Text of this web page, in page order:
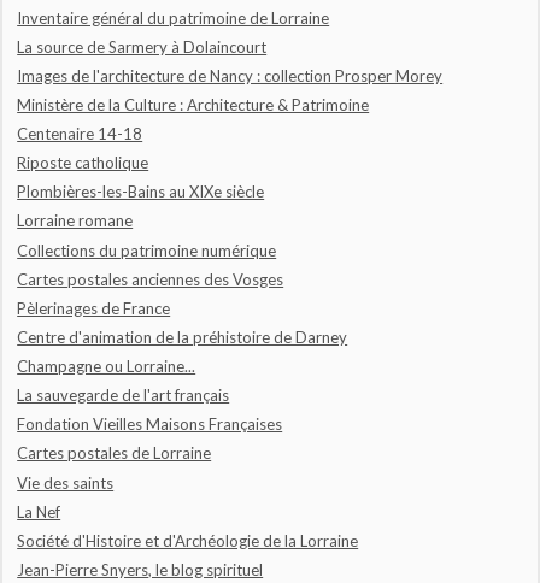
Inventaire général du patrimoine de Lorraine
La source de Sarmery à Dolaincourt
Images de l'architecture de Nancy : collection Prosper Morey
Ministère de la Culture : Architecture & Patrimoine
Centenaire 14-18
Riposte catholique
Plombières-les-Bains au XIXe siècle
Lorraine romane
Collections du patrimoine numérique
Cartes postales anciennes des Vosges
Pèlerinages de France
Centre d'animation de la préhistoire de Darney
Champagne ou Lorraine...
La sauvegarde de l'art français
Fondation Vieilles Maisons Françaises
Cartes postales de Lorraine
Vie des saints
La Nef
Société d'Histoire et d'Archéologie de la Lorraine
Jean-Pierre Snyers, le blog spirituel